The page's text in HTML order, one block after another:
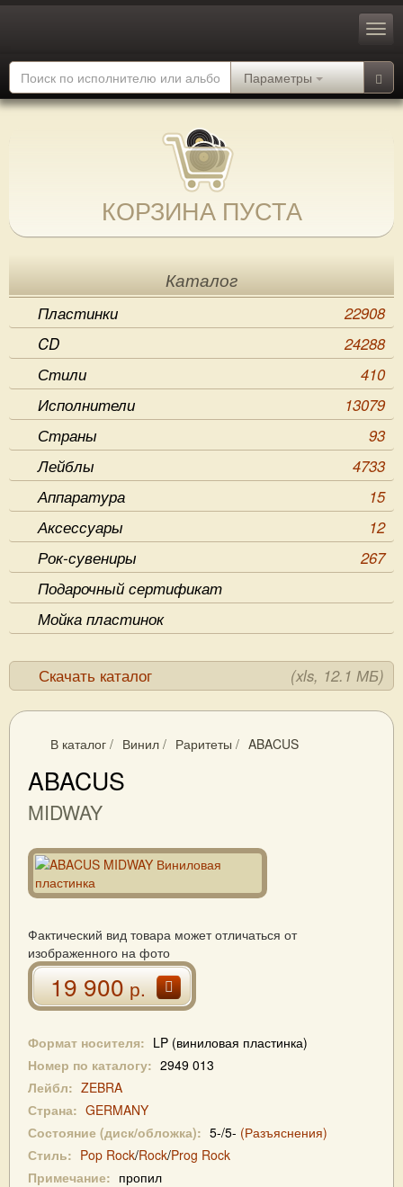
Параметры
КОРЗИНА ПУСТА
Каталог
Пластинки
22908
CD
24288
Стили
410
Исполнители
13079
Страны
93
Лейблы
4733
Аппаратура
15
Аксессуары
12
Рок-сувениры
267
Подарочный сертификат
Мойка пластинок
Скачать каталог (xls, 12.1 МБ)
В каталог / Винил / Раритеты / ABACUS
ABACUS
MIDWAY
Фактический вид товара может отличаться от
изображенного на фото
19 900р.
Формат носителя: LP (виниловая пластинка)
Номер по каталогу: 2949 013
Лейбл: ZEBRA
Страна: GERMANY
Состояние (диск/обложка): 5-/5- (Разъяснения)
Стиль: Pop Rock/Rock/Prog Rock
Примечание: пропил